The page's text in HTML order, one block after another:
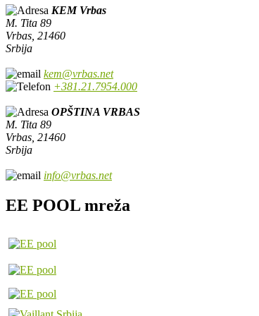
KEM Vrbas
M. Tita 89
Vrbas, 21460
Srbija
kem@vrbas.net
+381.21.7954.000
OPŠTINA VRBAS
M. Tita 89
Vrbas, 21460
Srbija
info@vrbas.net
EE POOL mreža